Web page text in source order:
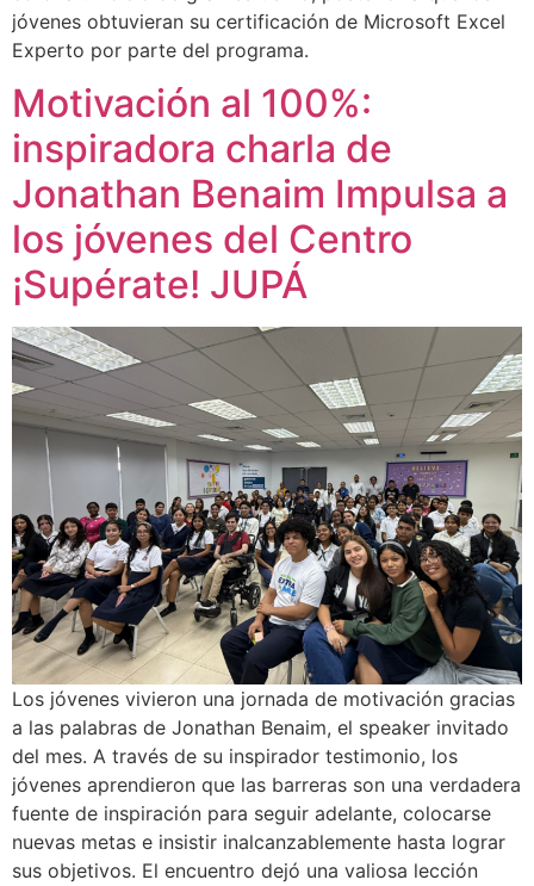
jóvenes obtuvieran su certificación de Microsoft Excel
Experto por parte del programa.
Motivación al 100%:
inspiradora charla de
Jonathan Benaim Impulsa a
los jóvenes del Centro
¡Supérate! JUPÁ
Los jóvenes vivieron una jornada de motivación gracias
a las palabras de Jonathan Benaim, el speaker invitado
del mes. A través de su inspirador testimonio, los
jóvenes aprendieron que las barreras son una verdadera
fuente de inspiración para seguir adelante, colocarse
nuevas metas e insistir inalcanzablemente hasta lograr
sus objetivos. El encuentro dejó una valiosa lección